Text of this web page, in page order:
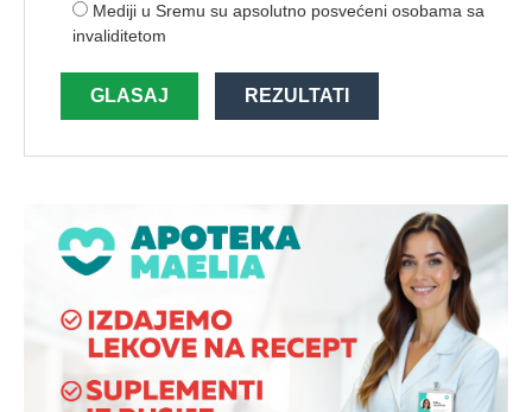
Mediji u Sremu su apsolutno posvećeni osobama sa
invaliditetom
GLASAJ REZULTATI